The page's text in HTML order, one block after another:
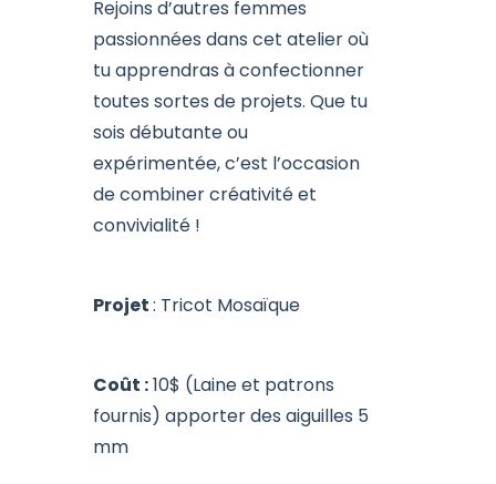
Rejoins d’autres femmes
passionnées dans cet atelier où
tu apprendras à confectionner
toutes sortes de projets. Que tu
sois débutante ou
expérimentée, c’est l’occasion
de combiner créativité et
convivialité !
Projet : Tricot Mosaïque
Coût : 10$ (Laine et patrons
fournis) apporter des aiguilles 5
mm